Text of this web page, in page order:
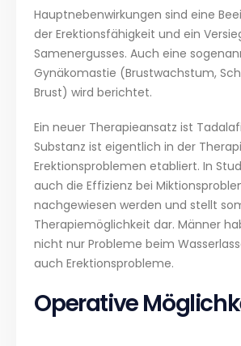
Hauptnebenwirkungen sind eine
der Erektionsfähigkeit und ein
Samenergusses. Auch eine
Gynäkomastie (Brustwachstum,
Brust) wird berichtet.
Ein neuer Therapieansatz ist
Substanz ist eigentlich in der
Erektionsproblemen etabliert. In
auch die Effizienz bei
nachgewiesen werden und stellt
Therapiemöglichkeit dar. Männer
nicht nur Probleme beim
auch Erektionsprobleme.
Operative